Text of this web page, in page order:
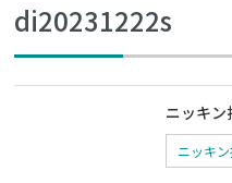
di20231222s
ニッキ
ニッキ